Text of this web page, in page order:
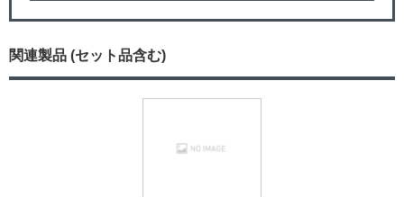
関連製品 (セット品含む)